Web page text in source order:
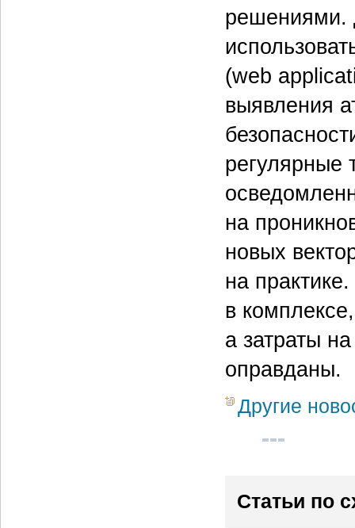
решениями.
(web
выявления
регулярные
на
новых
на
в
а затраты
оправданы.
Другие
Статьи по